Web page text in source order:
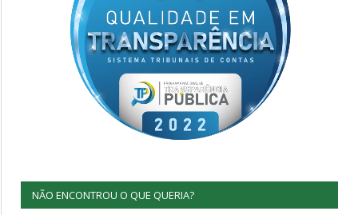
NÃO ENCONTROU O QUE QUERIA?